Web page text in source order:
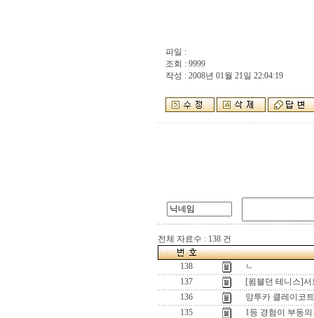
파일 :
조회 : 9999
작성 : 2008년 01월 21일 22:04:19
전체 자료수 : 138 건
138
ㄴ
137
[윔블던 테니스]
136
앙투카 클레이코
135
1등 경험이 부동